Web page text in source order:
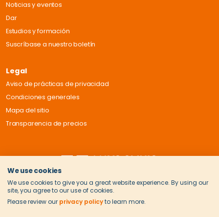
Noticias y eventos
Dar
Estudios y formación
Suscríbase a nuestro boletín
Legal
Aviso de prácticas de privacidad
Condiciones generales
Mapa del sitio
Transparencia de precios
We use cookies
We use cookies to give you a great website experience. By using our
site, you agree to our use of cookies.
Please review our privacy policyto learn more.